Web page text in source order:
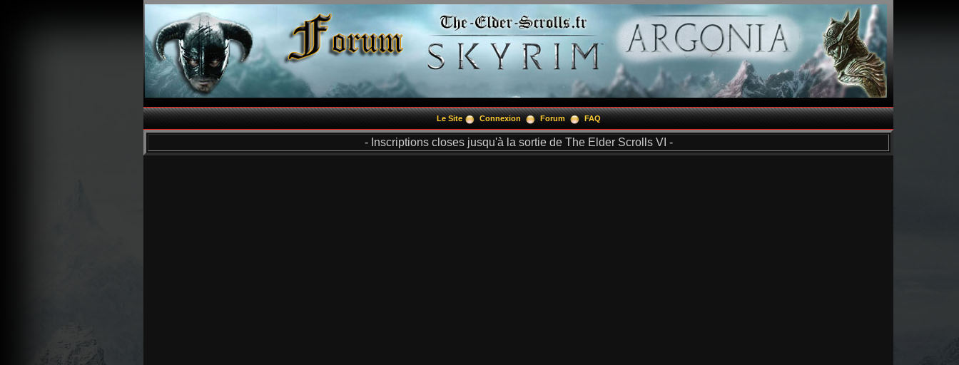
Le Site Connexion Forum FAQ
- Inscriptions closes jusqu'à la sortie de The Elder Scrolls VI -